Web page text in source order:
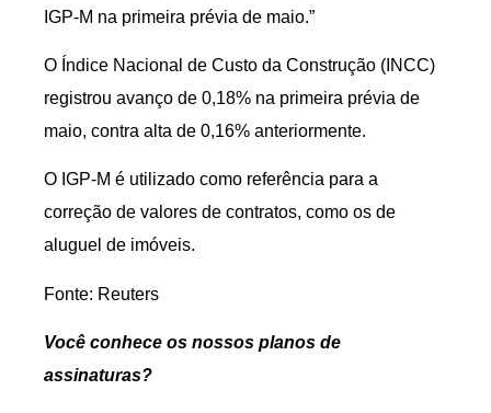
IGP-M na primeira prévia de maio.”
O Índice Nacional de Custo da Construção (INCC)
registrou avanço de 0,18% na primeira prévia de
maio, contra alta de 0,16% anteriormente.
O IGP-M é utilizado como referência para a
correção de valores de contratos, como os de
aluguel de imóveis.
Fonte: Reuters
Você conhece os nossos planos de
assinaturas?